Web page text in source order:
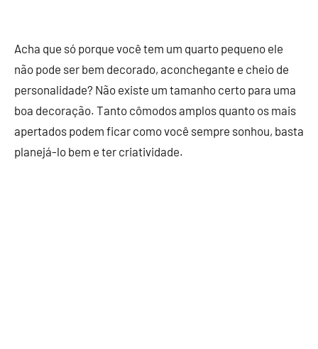
Acha que só porque você tem um quarto pequeno ele
não pode ser bem decorado, aconchegante e cheio de
personalidade? Não existe um tamanho certo para uma
boa decoração. Tanto cômodos amplos quanto os mais
apertados podem ficar como você sempre sonhou, basta
planejá-lo bem e ter criatividade.